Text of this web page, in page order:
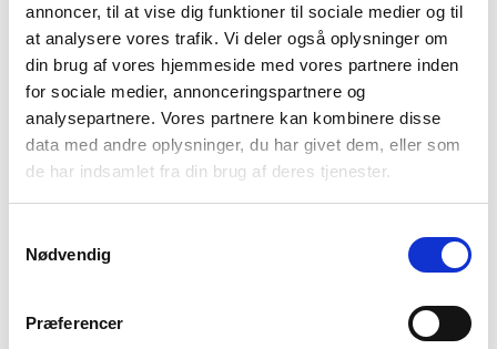
annoncer, til at vise dig funktioner til sociale medier og til
at analysere vores trafik. Vi deler også oplysninger om
din brug af vores hjemmeside med vores partnere inden
for sociale medier, annonceringspartnere og
analysepartnere. Vores partnere kan kombinere disse
data med andre oplysninger, du har givet dem, eller som
de har indsamlet fra din brug af deres tjenester.
Nødvendig
Præferencer
Åbningstider
Mandag - torsdag
7.00 - 16.00
Fredag
Om os
Varmepumper til erhverv og industri